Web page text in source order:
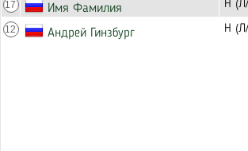
17 Имя Фамилия Н
12 Андрей Гинзбург Н